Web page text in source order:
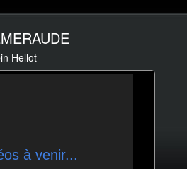
Hellot
à venir...